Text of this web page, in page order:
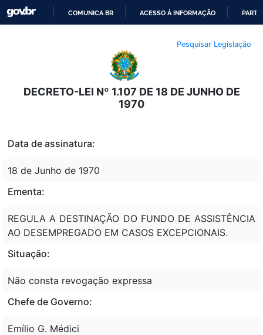
O
CONTEÚDO
COMUNICA BR ACESSO À INFORMAÇÃO
Pesquisar Legislação
DECRETO-LEI Nº 1.107 DE 18 DE JUNHO DE
1970
Data de assinatura:
18 de Junho de 1970
Ementa:
REGULA A DESTINAÇÃO DO FUNDO DE ASSISTÊNCIA
AO DESEMPREGADO EM CASOS EXCEPCIONAIS.
Situação:
Não consta revogação expressa
Chefe de Governo:
Emílio G. Médici